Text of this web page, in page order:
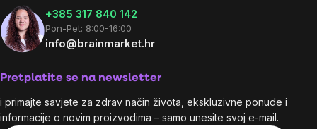
+385 317 840 142
Pon-Pet: 8:00-16:00
info@brainmarket.hr
Pretplatite se na newsletter
i primajte savjete za zdrav način života, ekskluzivne ponude i
informacije o novim proizvodima – samo unesite svoj e-mail.